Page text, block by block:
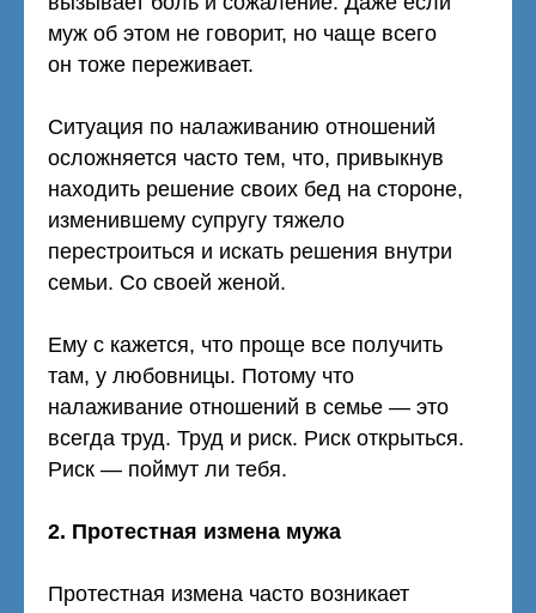
муж об этом не говорит, но чаще всего
он тоже переживает.
Ситуация по налаживанию отношений
осложняется часто тем, что, привыкнув
находить решение своих бед на стороне,
изменившему супругу тяжело
перестроиться и искать решения внутри
семьи. Со своей женой.
Ему с кажется, что проще все получить
там, у любовницы. Потому что
налаживание отношений в семье — это
всегда труд. Труд и риск. Риск открыться.
Риск — поймут ли тебя.
2. Протестная измена мужа
Протестная измена часто возникает